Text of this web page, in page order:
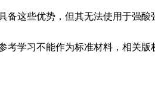
这些优势，但其无法使用于强
学习不能作为标准材料，相关